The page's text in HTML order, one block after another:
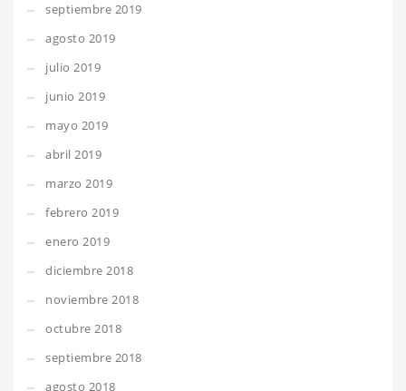
septiembre 2019
agosto 2019
julio 2019
junio 2019
mayo 2019
abril 2019
marzo 2019
febrero 2019
enero 2019
diciembre 2018
noviembre 2018
octubre 2018
septiembre 2018
agosto 2018